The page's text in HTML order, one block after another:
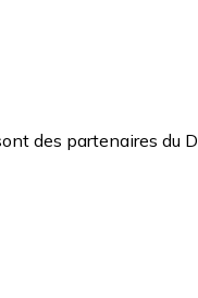
des partenaires